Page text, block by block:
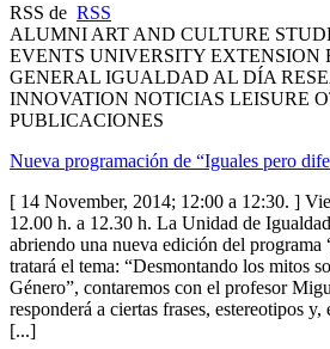
RSS de RSS
ALUMNI ART AND CULTURE
EVENTS UNIVERSITY EXTENSION
GENERAL IGUALDAD AL DÍA
INNOVATION NOTICIAS LEISURE
PUBLICACIONES
Nueva programación de “Iguales pero
[ 14 November, 2014; 12:00 a 12:30. ]
12.00 h. a 12.30 h. La Unidad de
abriendo una nueva edición del programa
tratará el tema: “Desmontando los mitos
Género”, contaremos con el profesor
responderá a ciertas frases, estereotipos
[...]